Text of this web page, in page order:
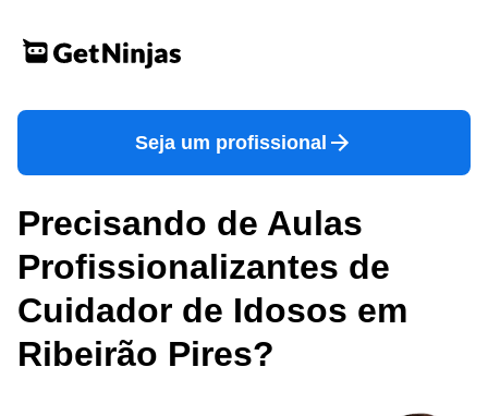
Seja um profissional
Precisando de Aulas
Profissionalizantes de
Cuidador de Idosos em
Ribeirão Pires?